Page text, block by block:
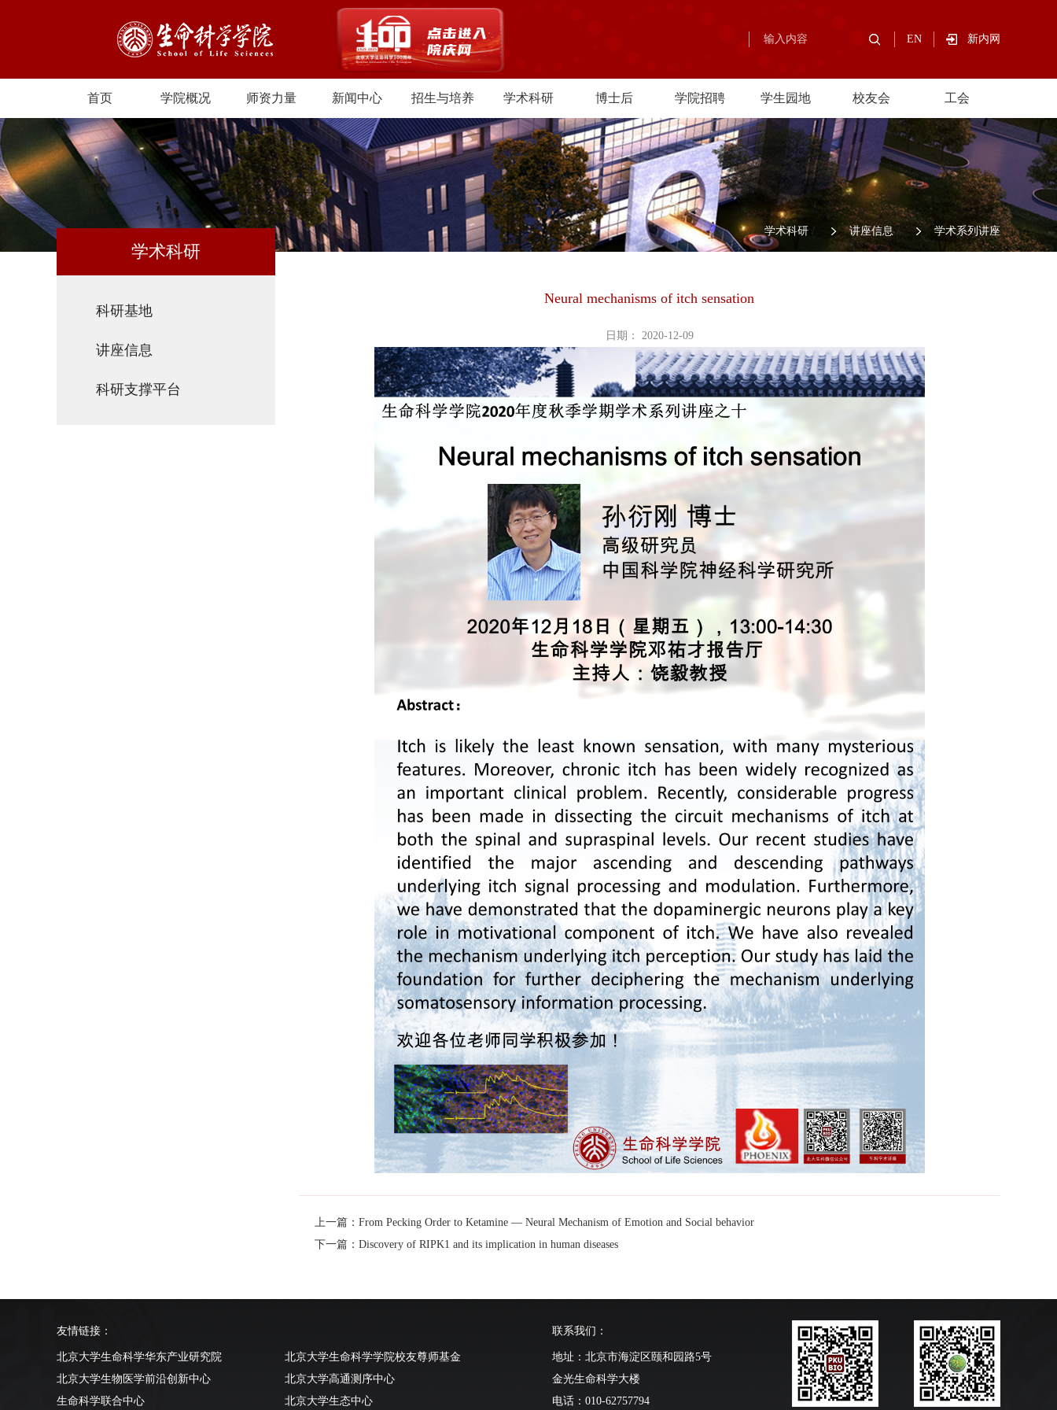
EN 新内网
首页 学院概况 师资力量 新闻中心 招生与培养 学术科研 博士后 学院招聘 学生园地 校友会 工会
/学术科研 / 讲座信息/ 学术系列讲座
学术科研
科研基地
讲座信息
科研支撑平台
Neural mechanisms of itch sensation
日期： 2020-12-09
上一篇：From Pecking Order to Ketamine — Neural Mechanism of Emotion and Social behavior
下一篇：Discovery of RIPK1 and its implication in human diseases
友情链接：
北京大学生命科学华东产业研究院
北京大学生命科学学院校友尊师基金
北京大学生物医学前沿创新中心
北京大学高通测序中心
生命科学联合中心
北京大学生态中心
联系我们：
地址：北京市海淀区颐和园路5号
金光生命科学大楼
电话：010-62757794